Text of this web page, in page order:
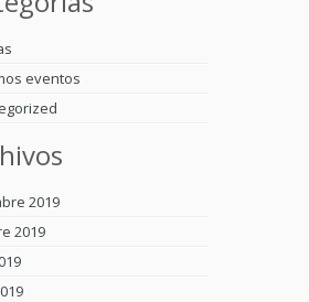
eventos
2019
2019